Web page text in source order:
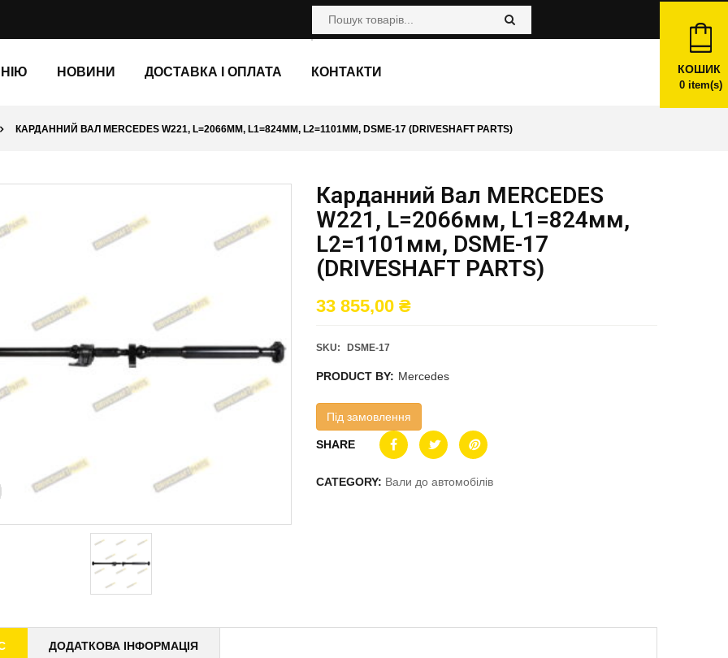
НОВИНИ ДОСТАВКА І ОПЛАТА КОНТАКТИ КОШИК
0item(s)
КАРДАННИЙ ВАЛ MERCEDES W221, L=2066ММ, L1=824ММ, L2=1101ММ, DSME-17 (DRIVESHAFT PARTS)
Карданний Вал MERCEDES
W221, L=2066мм, L1=824мм,
L2=1101мм, DSME-17
(DRIVESHAFT PARTS)
33 855,00 ₴
SKU: DSME-17
PRODUCT BY: Mercedes
Під замовлення
SHARE
CATEGORY: Вали до автомобілів
ДОДАТКОВА ІНФОРМАЦІЯ